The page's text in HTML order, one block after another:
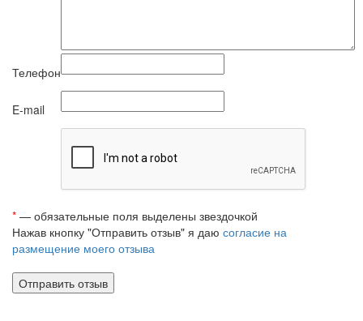
Телефон
E-mail
* — обязательные поля выделены звездочкой
Нажав кнопку "Отправить отзыв" я даю согласие на
размещение моего отзыва